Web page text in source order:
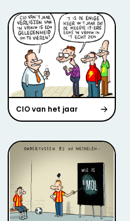
CIO van het jaar